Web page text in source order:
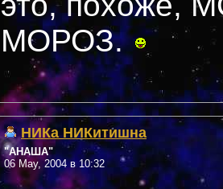
МОРОЗ.
НИКа НИКитишна
"АНАША"
06 May, 2004 в 10:32